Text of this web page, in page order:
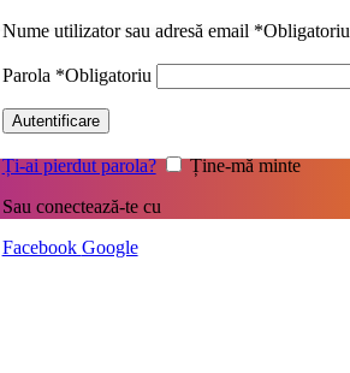
Nume utilizator sau adresă email *Obligatoriu
Parola *Obligatoriu
Autentificare
Ți-ai pierdut parola?
Ține-mă minte
Sau conectează-te cu
Facebook Google